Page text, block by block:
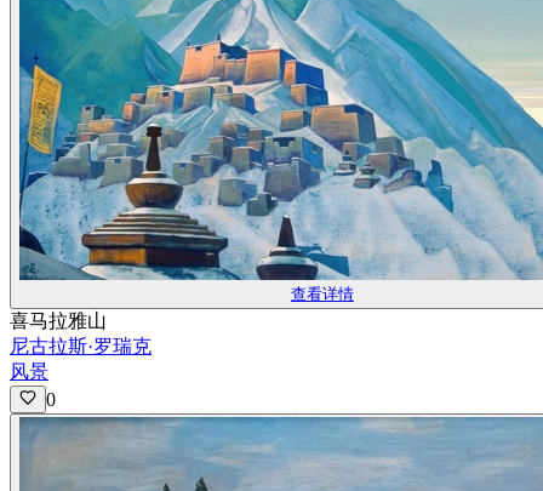
查看详情
喜马拉雅山
尼古拉斯·罗瑞克
风景
0